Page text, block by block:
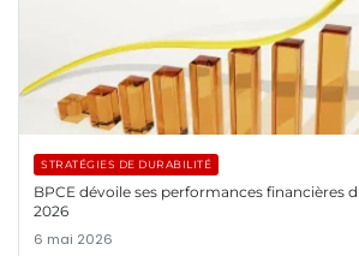
STRATÉGIES DE DURABILITÉ
BPCE dévoile ses performances financières
2026
6 mai 2026